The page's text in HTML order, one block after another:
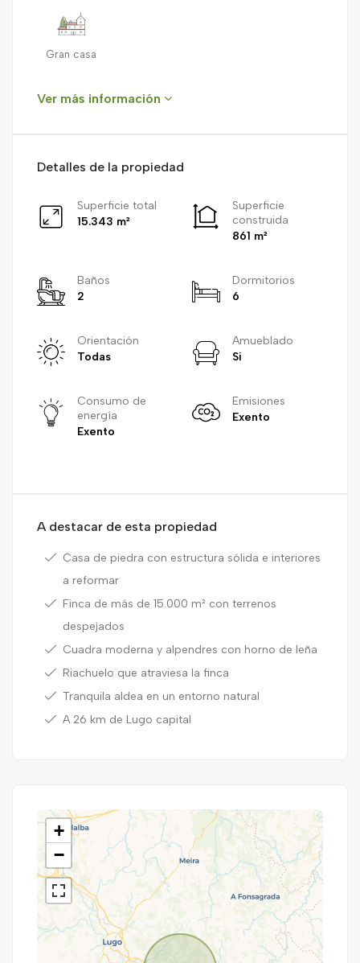
Gran casa
Ver más información
Detalles de la propiedad
Superficie total
15.343 m²
Superficie
construida
861 m²
Baños
2
Dormitorios
6
Orientación
Todas
Amueblado
Si
Consumo de
energía
Exento
Emisiones
Exento
A destacar de esta propiedad
Casa de piedra con estructura sólida e interiores
a reformar
Finca de más de 15.000 m² con terrenos
despejados
Cuadra moderna y alpendres con horno de leña
Riachuelo que atraviesa la finca
Tranquila aldea en un entorno natural
A 26 km de Lugo capital
+
−